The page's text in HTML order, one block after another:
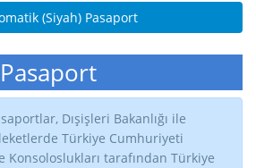
(Siyah) Pasaport
Dışişleri Bakanlığı ile
Türkiye Cumhuriyeti
Konsoloslukları tarafından Türkiye